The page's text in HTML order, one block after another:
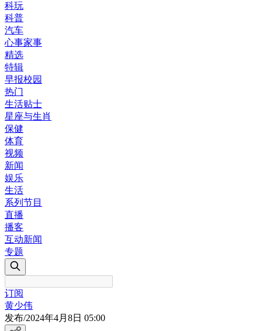
科玩
科普
汽车
心事家事
精选
特辑
早报校园
热门
生活贴士
星座与生肖
保健
体育
视频
新闻
娱乐
生活
系列节目
直播
播客
互动新闻
专题
订阅
黄少伟
发布/2024年4月8日 05:00